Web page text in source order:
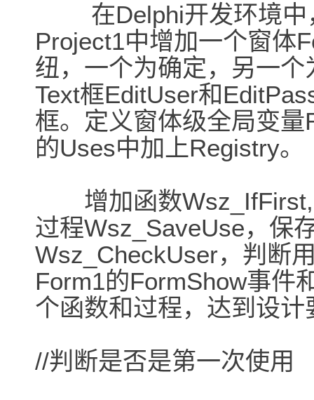
在Delphi开发环境中
Project1中增加一个窗体
纽，一个为确定，另一
Text框EditUser和
框。定义窗体级全局变
的Uses中加上Registry。
增加函数Wsz_IfFirst,
过程Wsz_SaveUse，保
Wsz_CheckUser，判断
Form1的FormShow事件
个函数和过程，达到设计
//判断是否是第一次使用